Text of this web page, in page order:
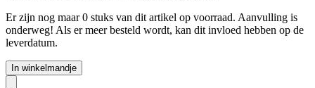
Er zijn nog maar 0 stuks van dit artikel op voorraad. Aanvulling is
onderweg! Als er meer besteld wordt, kan dit invloed hebben op de
leverdatum.
In winkelmandje